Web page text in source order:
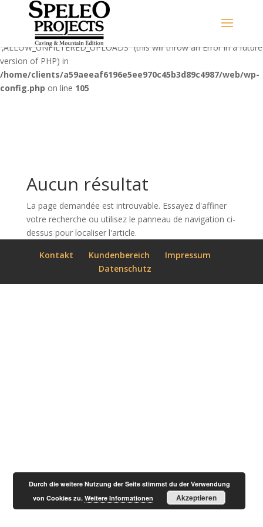
Warning: Use of undefined constant
‚ALLOW_UNFILTERED_UPLOADS‘ - assumed
'‚ALLOW_UNFILTERED_UPLOADS‘' (this will throw an Error in a future
version of PHP) in
/home/clients/a59aeeaf6196e5ee970c45b3d89c4987/web/wp-
config.php on line 105
Aucun résultat
La page demandée est introuvable. Essayez d'affiner
votre recherche ou utilisez le panneau de navigation ci-
dessus pour localiser l'article.
Kontakt
Kundenbereich
Impressum
Datenschutz
Durch die weitere Nutzung der Seite stimmst du der Verwendung
von Cookies zu.Weitere Informationen Akzeptieren